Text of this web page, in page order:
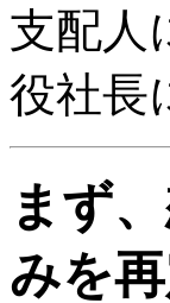
支配人
役社長
まず
みを